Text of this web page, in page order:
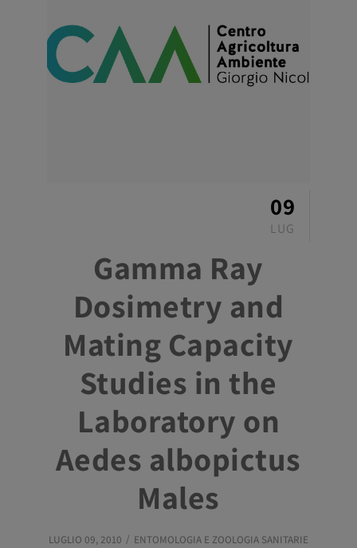
09
LUG
Gamma Ray
Dosimetry and
Mating Capacity
Studies in the
Laboratory on
Aedes albopictus
Males
LUGLIO 09, 2010 ENTOMOLOGIA E ZOOLOGIA SANITARIE